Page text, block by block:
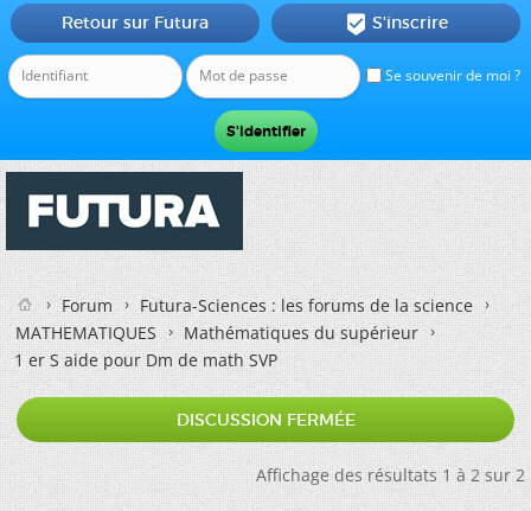
Se souvenir de moi ?
Retour sur Futura  S'inscrire
Forum
Futura-Sciences : les forums de la science
MATHEMATIQUES
Mathématiques du supérieur
1 er S aide pour Dm de math SVP
DISCUSSION FERMÉE
Affichage des résultats 1 à 2 sur 2